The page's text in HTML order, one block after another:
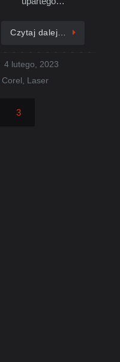
Czytaj dalej…
4 lutego, 2023
Corel
Laser
3